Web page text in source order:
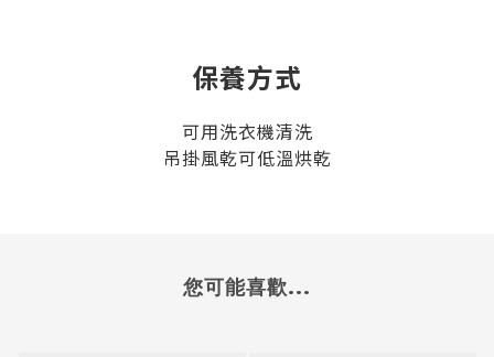
保養方式
可用洗衣機清洗
吊掛風乾可低溫烘乾
您可能喜歡...